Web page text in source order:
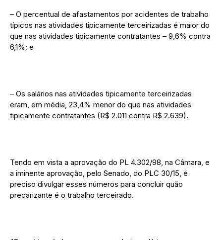
– O percentual de afastamentos por acidentes de trabalho
típicos nas atividades tipicamente terceirizadas é maior do
que nas atividades tipicamente contratantes – 9,6% contra
6,1%; e
– Os salários nas atividades tipicamente terceirizadas
eram, em média, 23,4% menor do que nas atividades
tipicamente contratantes (R$ 2.011 contra R$ 2.639).
Tendo em vista a aprovação do PL 4.302/98, na Câmara, e
a iminente aprovação, pelo Senado, do PLC 30/15, é
preciso divulgar esses números para concluir quão
precarizante é o trabalho terceirado.